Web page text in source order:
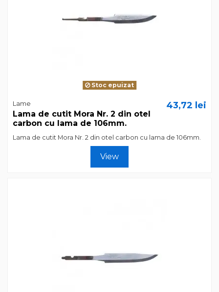
Stoc epuizat
Lame
Lama de cutit Mora Nr. 2 din otel
carbon cu lama de 106mm.
43,72 lei
Lama de cutit Mora Nr. 2 din otel carbon cu lama de 106mm.
View